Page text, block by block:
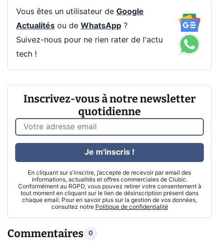
Vous êtes un utilisateur de Google
Actualitésou de WhatsApp?
Suivez-nous pour ne rien rater de l'actu
tech !
Inscrivez-vous à notre newsletter
quotidienne
En cliquant sur s'inscrire, j’accepte de recevoir par email des
informations, actualités et offres commerciales de Clubic.
Conformément au RGPD, vous pouvez retirer votre consentement à
tout moment en cliquant sur le lien de désinscription présent dans
chaque email. Pour en savoir plus sur la gestion de vos données,
consultez notre Politique de confidentialité
Je m'inscris !
Commentaires 0